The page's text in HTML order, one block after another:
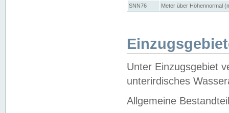
SNN76
Meter über Höhennormal
Unter Einzugsgebiet
unterirdisches
Allgemeine